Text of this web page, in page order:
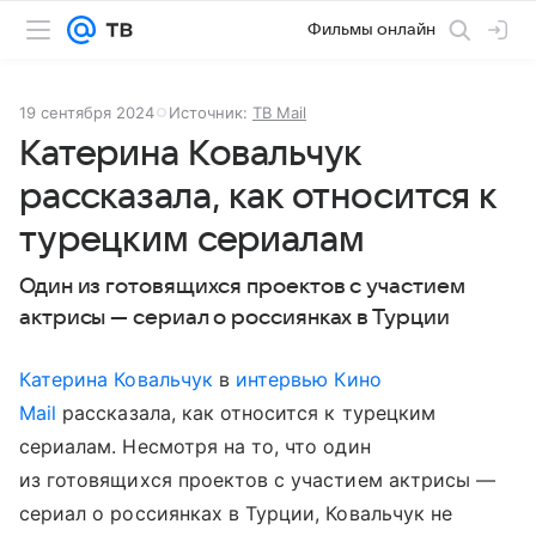
Фильмы онлайн
19 сентября 2024 Источник: ТВ Mail
Катерина Ковальчук
рассказала, как относится к
турецким сериалам
Один из готовящихся проектов с участием
актрисы — сериал о россиянках в Турции
Катерина Ковальчук в интервью Кино
Mail рассказала, как относится к турецким
сериалам. Несмотря на то, что один
из готовящихся проектов с участием актрисы —
сериал о россиянках в Турции, Ковальчук не